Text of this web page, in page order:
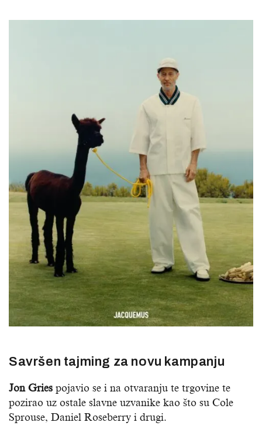
Savršen tajming za novu kampanju
Jon Gries pojavio se i na otvaranju te trgovine te
pozirao uz ostale slavne uzvanike kao što su Cole
Sprouse, Daniel Roseberry i drugi.